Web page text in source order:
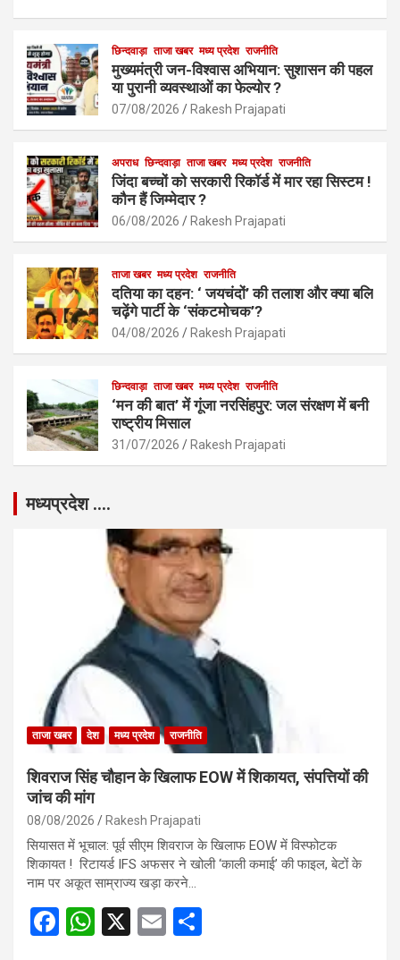
b
o
o
k
s
A
p
p
e
छिन्दवाड़ा ताजा खबर मध्य प्रदेश राजनीति
मुख्यमंत्री जन-विश्वास अभियान: सुशासन की पहल
या पुरानी व्यवस्थाओं का फेल्योर ?
07/08/2026 Rakesh Prajapati
अपराध छिन्दवाड़ा ताजा खबर मध्य प्रदेश राजनीति
जिंदा बच्चों को सरकारी रिकॉर्ड में मार रहा सिस्टम !
कौन हैं जिम्मेदार ?
06/08/2026 Rakesh Prajapati
ताजा खबर मध्य प्रदेश राजनीति
दतिया का दहन: ‘ जयचंदों’ की तलाश और क्या बलि
चढ़ेंगे पार्टी के ‘संकटमोचक’?
04/08/2026 Rakesh Prajapati
छिन्दवाड़ा ताजा खबर मध्य प्रदेश राजनीति
‘मन की बात’ में गूंजा नरसिंहपुर: जल संरक्षण में बनी
राष्ट्रीय मिसाल
31/07/2026 Rakesh Prajapati
मध्यप्रदेश ….
ताजा खबर देश मध्य प्रदेश राजनीति
शिवराज सिंह चौहान के खिलाफ EOW में शिकायत, संपत्तियों की
जांच की मांग
08/08/2026 Rakesh Prajapati
सियासत में भूचाल: पूर्व सीएम शिवराज के खिलाफ EOW में विस्फोटक
शिकायत ! रिटायर्ड IFS अफसर ने खोली ‘काली कमाई’ की फाइल, बेटों के
नाम पर अकूत साम्राज्य खड़ा करने…
F
W X
E